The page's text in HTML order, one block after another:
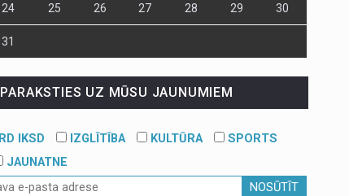
24 25 26 27 28 29 30
31
PARAKSTIES UZ MŪSU JAUNUMIEM
RD IKSD IZGLĪTĪBA KULTŪRA
SPORTS
JAUNATNE
NOSŪTĪT